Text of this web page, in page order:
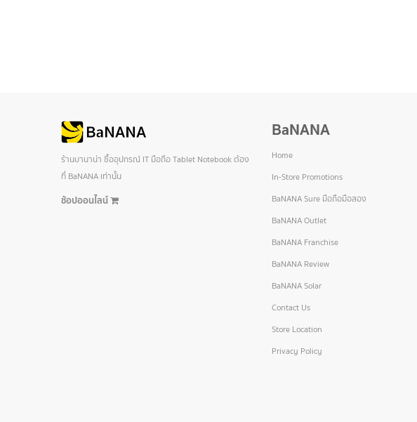
ร้านบานาน่า ซื้ออุปกรณ์ IT มือถือ Tablet Notebook ต้อง
ที่ BaNANA เท่านั้น
ช้อปออนไลน์
BaNANA
Home
In-Store Promotions
BaNANA Sure มือถือมือสอง
BaNANA Outlet
BaNANA Franchise
BaNANA Review
BaNANA Solar
Contact Us
Store Location
Privacy Policy